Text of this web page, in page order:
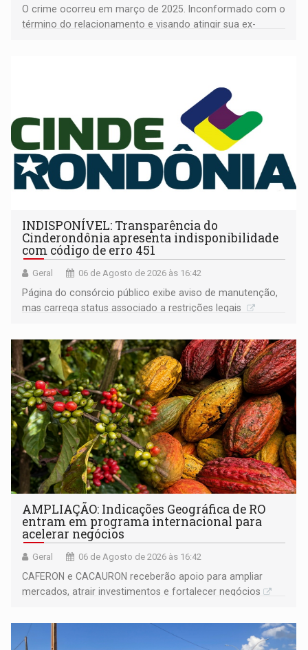
O crime ocorreu em março de 2025. Inconformado com o
término do relacionamento e visando atingir sua ex-
INDISPONÍVEL: Transparência do
Cinderondônia apresenta indisponibilidade
com código de erro 451
Geral 06 de Agosto de 2026 às 16:42
Página do consórcio público exibe aviso de manutenção,
mas carrega status associado a restrições legais
AMPLIAÇÃO: Indicações Geográfica de RO
entram em programa internacional para
acelerar negócios
Geral 06 de Agosto de 2026 às 16:42
CAFERON e CACAURON receberão apoio para ampliar
mercados, atrair investimentos e fortalecer negócios